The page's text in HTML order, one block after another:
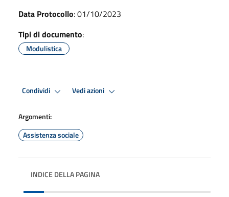
Data Protocollo: 01/10/2023
Tipi di documento:
Modulistica
Condividi Vedi azioni
Argomenti:
Assistenza sociale
INDICE DELLA PAGINA